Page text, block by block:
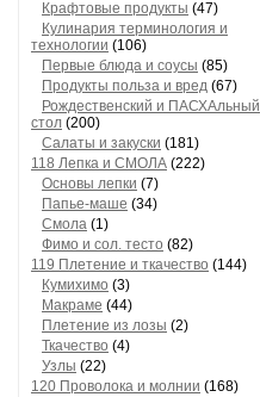
Крафтовые продукты (47)
Кулинария терминология и
технологии (106)
Первые блюда и соусы (85)
Продукты польза и вред (67)
Рождественский и ПАСХАльный
стол (200)
Салаты и закуски (181)
118 Лепка и СМОЛА (222)
Основы лепки (7)
Папье-маше (34)
Смола (1)
Фимо и сол. тесто (82)
119 Плетение и ткачество (144)
Кумихимо (3)
Макраме (44)
Плетение из лозы (2)
Ткачество (4)
Узлы (22)
120 Проволока и молнии (168)